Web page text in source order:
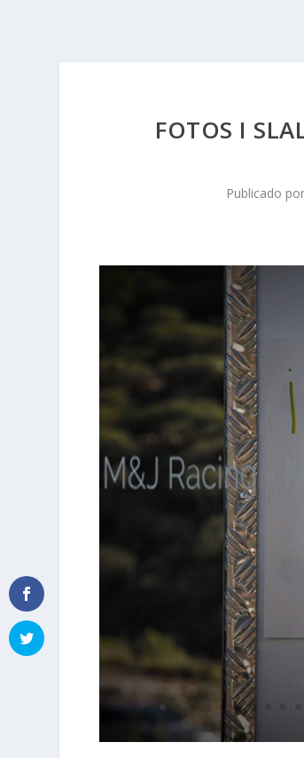
FOTOS I
Publicado por